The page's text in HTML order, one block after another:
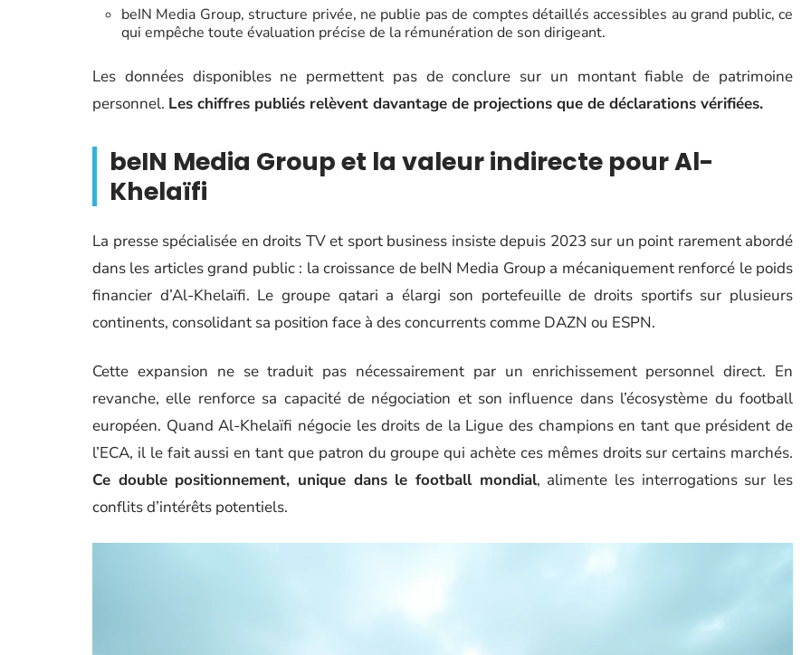
beIN Media Group, structure privée, ne publie pas de comptes détaillés accessibles au grand public, ce
qui empêche toute évaluation précise de la rémunération de son dirigeant.
Les données disponibles ne permettent pas de conclure sur un montant fiable de patrimoine
personnel. Les chiffres publiés relèvent davantage de projections que de déclarations vérifiées.
beIN Media Group et la valeur indirecte pour Al-
Khelaïfi
La presse spécialisée en droits TV et sport business insiste depuis 2023 sur un point rarement abordé
dans les articles grand public : la croissance de beIN Media Group a mécaniquement renforcé le poids
financier d’Al-Khelaïfi. Le groupe qatari a élargi son portefeuille de droits sportifs sur plusieurs
continents, consolidant sa position face à des concurrents comme DAZN ou ESPN.
Cette expansion ne se traduit pas nécessairement par un enrichissement personnel direct. En
revanche, elle renforce sa capacité de négociation et son influence dans l’écosystème du football
européen. Quand Al-Khelaïfi négocie les droits de la Ligue des champions en tant que président de
l’ECA, il le fait aussi en tant que patron du groupe qui achète ces mêmes droits sur certains marchés.
Ce double positionnement, unique dans le football mondial, alimente les interrogations sur les
conflits d’intérêts potentiels.